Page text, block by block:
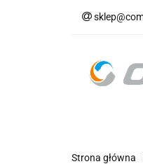
Strona główna